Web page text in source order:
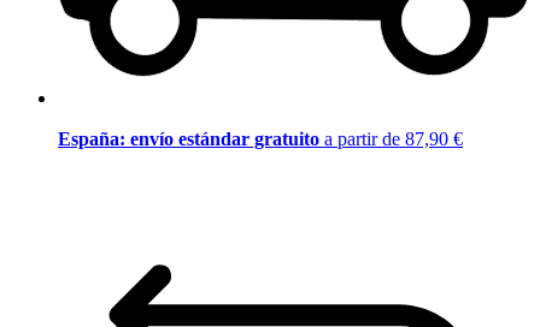
España: envío estándar gratuito a partir de 87,90 €